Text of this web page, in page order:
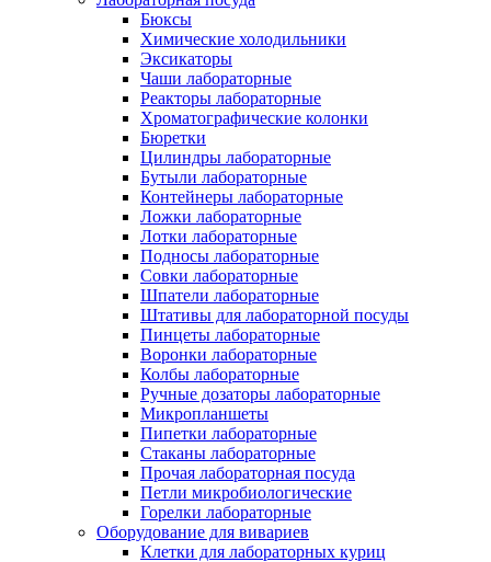
Бюксы
Химические холодильники
Эксикаторы
Чаши лабораторные
Реакторы лабораторные
Хроматографические колонки
Бюретки
Цилиндры лабораторные
Бутыли лабораторные
Контейнеры лабораторные
Ложки лабораторные
Лотки лабораторные
Подносы лабораторные
Совки лабораторные
Шпатели лабораторные
Штативы для лабораторной посуды
Пинцеты лабораторные
Воронки лабораторные
Колбы лабораторные
Ручные дозаторы лабораторные
Микропланшеты
Пипетки лабораторные
Стаканы лабораторные
Прочая лабораторная посуда
Петли микробиологические
Горелки лабораторные
Оборудование для вивариев
Клетки для лабораторных куриц